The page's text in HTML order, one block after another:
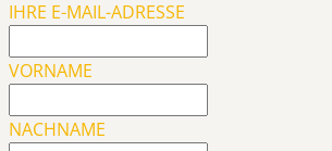
IHRE E-MAIL-ADRESSE
VORNAME
NACHNAME